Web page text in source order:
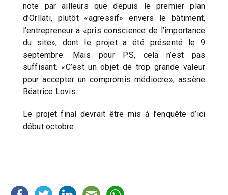
note par ailleurs que depuis le premier plan
d’Orllati, plutôt «agressif» envers le bâtiment,
l’entrepreneur a «pris conscience de l’importance
du site», dont le projet a été présenté le 9
septembre. Mais pour PS, cela n’est pas
suffisant. «C’est un objet de trop grande valeur
pour accepter un compromis médiocre», assène
Béatrice Lovis.
Le projet final devrait être mis à l’enquête d’ici
début octobre.